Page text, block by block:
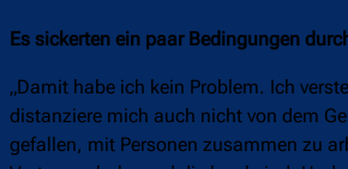
Es sickerten ein paar Bedingungen
„Damit habe ich kein Problem. Ich
distanziere mich auch nicht von dem
gefallen, mit Personen zusammen zu